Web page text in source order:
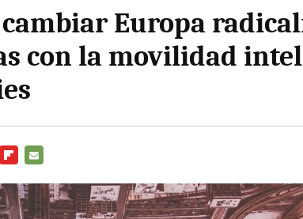
Europa
con la movilidad
MAIL